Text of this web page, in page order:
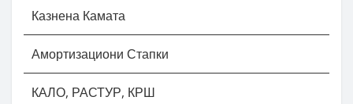
Казнена Камата
Амортизациони Стапки
КАЛО, РАСТУР, КРШ